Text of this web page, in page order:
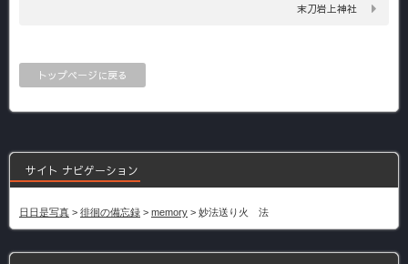
末刀岩上神社
トップページに戻る
サイト ナビゲーション
日日是写真 > 徘徊の備忘録 > memory > 妙法送り火 法